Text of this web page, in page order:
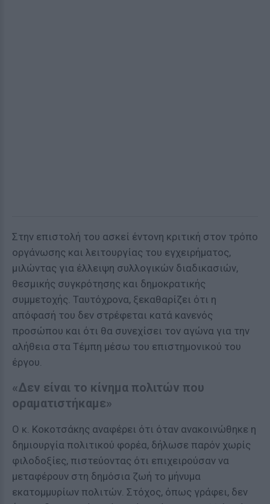
Στην επιστολή του ασκεί έντονη κριτική στον τρόπο
οργάνωσης και λειτουργίας του εγχειρήματος,
μιλώντας για έλλειψη συλλογικών διαδικασιών,
θεσμικής συγκρότησης και δημοκρατικής
συμμετοχής. Ταυτόχρονα, ξεκαθαρίζει ότι η
απόφασή του δεν στρέφεται κατά κανενός
προσώπου και ότι θα συνεχίσει τον αγώνα για την
αλήθεια στα Τέμπη μέσω του επιστημονικού του
έργου.
«Δεν είναι το κίνημα πολιτών που
οραματιστήκαμε»
Ο κ. Κοκοτσάκης αναφέρει ότι όταν ανακοινώθηκε η
δημιουργία πολιτικού φορέα, δήλωσε παρόν χωρίς
φιλοδοξίες, πιστεύοντας ότι επιχειρούσαν να
μεταφέρουν στη δημόσια ζωή το μήνυμα
εκατομμυρίων πολιτών. Στόχος, όπως γράφει, δεν